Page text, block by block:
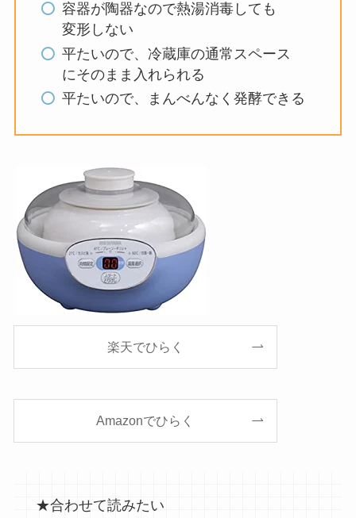
容器が陶器なので熱湯消毒しても
変形しない
平たいので、冷蔵庫の通常スペース
にそのまま入れられる
平たいので、まんべんなく発酵できる
楽天でひらく
Amazonでひらく
★合わせて読みたい